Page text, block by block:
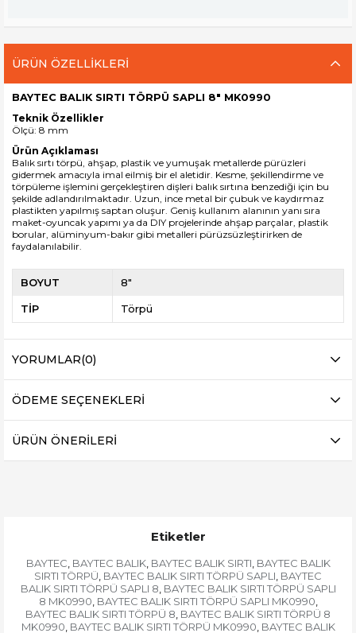
ÜRÜN ÖZELLIKLERI
BAYTEC BALIK SIRTI TÖRPÜ SAPLI 8" MK0990
Teknik Özellikler
Ölçü: 8 mm
Ürün Açıklaması
Balık sırtı törpü, ahşap, plastik ve yumuşak metallerde pürüzleri
gidermek amacıyla imal eilmiş bir el aletidir. Kesme, şekillendirme ve
törpüleme işlemini gerçekleştiren dişleri balık sırtına benzediği için bu
şekilde adlandırılmaktadır. Uzun, ince metal bir çubuk ve kaydırmaz
plastikten yapılmış saptan oluşur. Geniş kullanım alanının yanı sıra
maket-oyuncak yapımı ya da DIY projelerinde ahşap parçalar, plastik
borular, alüminyum-bakır gibi metalleri pürüzsüzleştirirken de
faydalanılabilir.
BOYUT 8"
TİP Törpü
YORUMLAR(0)
ÖDEME SEÇENEKLERI
ÜRÜN ÖNERILERI
Etiketler
BAYTEC, BAYTEC BALIK, BAYTEC BALIK SIRTI, BAYTEC BALIK
SIRTI TÖRPÜ, BAYTEC BALIK SIRTI TÖRPÜ SAPLI, BAYTEC
BALIK SIRTI TÖRPÜ SAPLI 8, BAYTEC BALIK SIRTI TÖRPÜ SAPLI
8 MK0990, BAYTEC BALIK SIRTI TÖRPÜ SAPLI MK0990,
BAYTEC BALIK SIRTI TÖRPÜ 8, BAYTEC BALIK SIRTI TÖRPÜ 8
MK0990, BAYTEC BALIK SIRTI TÖRPÜ MK0990, BAYTEC BALIK